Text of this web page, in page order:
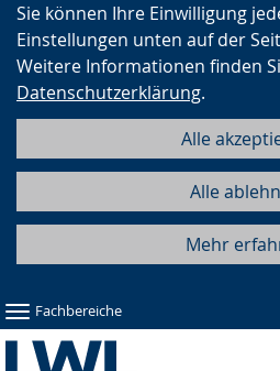
Sie können Ihre Einwilligung
Einstellungen unten auf der
Weitere Informationen finden
Datenschutzerklärung.
Alle
Alle
Mehr
Fachbereiche